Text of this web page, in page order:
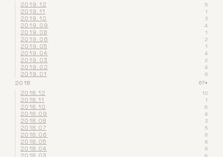
2019.12 5
2019.11 1
2019.10 3
2019.09 4
2019.08 1
2019.06 2
2019.05 1
2019.04 4
2019.03 2
2019.02 4
2019.01 6
2018 67▾
2018.12 10
2018.11 1
2018.10 8
2018.09 4
2018.08 3
2018.07 5
2018.06 6
2018.05 6
2018.04 6
2018.03 8